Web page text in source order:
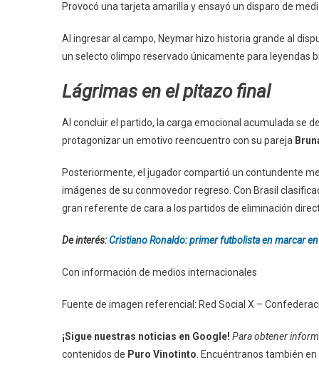
Provocó una tarjeta amarilla y ensayó un disparo de
Al ingresar al campo, Neymar hizo historia grande al
un selecto olimpo reservado únicamente para leyendas
Lágrimas en el pitazo final
Al concluir el partido, la carga emocional acumulada se
protagonizar un emotivo reencuentro con su pareja
Posteriormente, el jugador compartió un contundente
imágenes de su conmovedor regreso. Con Brasil
gran referente de cara a los partidos de eliminación
De interés:Cristiano Ronaldo: primer futbolista en marcar
Con información de medios internacionales
Fuente de imagen referencial: Red Social X –
¡Sigue nuestras noticias en Google! Para obtener
contenidos de Puro Vinotinto. Encuéntranos también en